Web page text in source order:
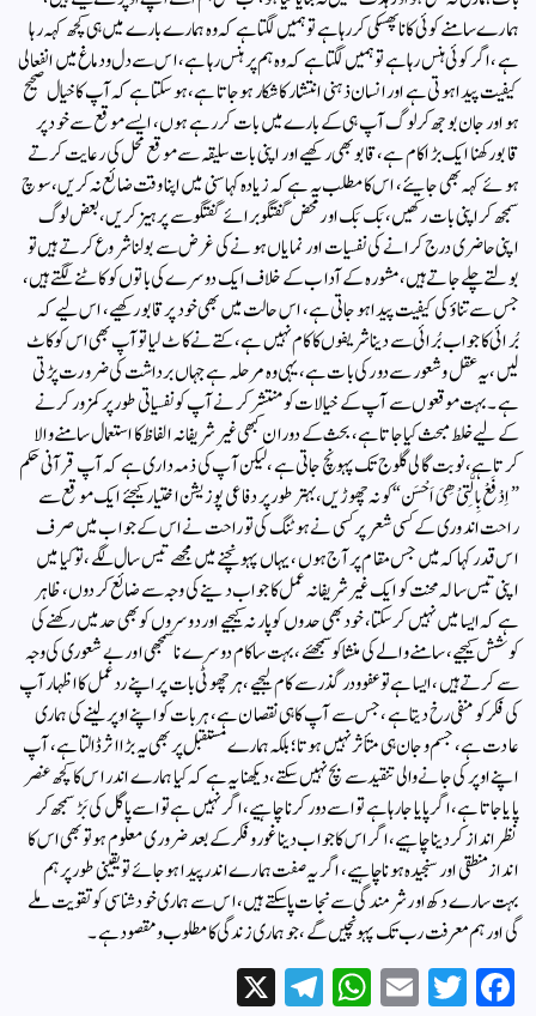
ہمارے سامنے کوئی کانا پھسکی کررہا ہے تو ہمیں لگتا ہے کہ وہ ہمارے بارے میں ہی کچھ کہہ رہا
ہے، اگر کوئی ہنس رہا ہے تو ہمیں لگتا ہے کہ وہ ہم پر ہنس رہا ہے، اس سے دل ودماغ میں انفعالی
کیفیت پیدا ہوتی ہے اور انسان ذہنی انتشار کا شکار ہوجاتا ہے، ہوسکتا ہے کہ آپ کا خیال صحیح
ہو اور جان بوجھ کر لوگ آپ ہی کے بارے میں بات کر رہے ہوں، ایسے موقع سے خود پر
قابو رکھنا ایک بڑا کام ہے، قابو بھی رکھیے اور اپنی بات سلیقہ سے موقع محل کی رعایت کرتے
ہوئے کہہ بھی جایئے، اس کا مطلب یہ ہے کہ زیادہ کہا سنی میں اپنا وقت ضائع نہ کریں، سوچ
سمجھ کر اپنی بات رکھیں، بَک بَک اور محض گفتگو برائے گفتگو سے پرہیز کریں، بعض لوگ
اپنی حاضری درج کرانے کی نفسیات اور نمایاں ہونے کی غرض سے بولنا شروع کرتے ہیں تو
بولتے چلے جاتے ہیں، مشورہ کے آداب کے خلاف ایک دوسرے کی باتوں کو کاٹنے لگتے ہیں،
جس سے تناؤ کی کیفیت پیدا ہوجاتی ہے، اس حالت میں بھی خود پر قابو رکھیے، اس لیے کہ
بُرائی کا جواب بُرائی سے دینا شریفوں کا کام نہیں ہے، کتے نے کاٹ لیا تو آپ بھی اس کو کاٹ
لیں، یہ عقل وشعور سے دور کی بات ہے، یہی وہ مرحلہ ہے جہاں برداشت کی ضرورت پڑتی
ہے۔بہت موقعوں سے آپ کے خیالات کو منتشر کرنے آپ کو نفسیاتی طورپر کمزور کرنے
کے لیے خلط مبحث کیا جاتا ہے، بحث کے دوران کبھی غیرشریفانہ الفاظ کا استعمال سامنے والا
کرتا ہے، نوبت گالی گلوج تک پہونچ جاتی ہے، لیکن آپ کی ذمہ داری ہے کہ آپ قرآنی حکم
”اِدْفَعْ بِالَّتِیْ ھِیَ اَحْسَن“ کو نہ چھوڑیں، بہتر طورپر دفاعی پوزیشن اختیار کیجئے ایک موقع سے
راحت اندوری کے کسی شعر پر کسی نے ہوٹنگ کی تو راحت نے اس کے جواب میں صرف
اس قدر کہا کہ میں جس مقام پر آج ہوں، یہاں پہونچنے میں مجھے تیس سال لگے، تو کیا میں
اپنی تیس سالہ محنت کو ایک غیرشریفانہ عمل کا جواب دینے کی وجہ سے ضائع کردوں، ظاہر
ہے کہ ایسا میں نہیں کرسکتا، خود بھی حدوں کو پار نہ کیجیے اور دوسروں کو بھی حد میں رکھنے کی
کوشش کیجیے، سامنے والے کی منشا کو سمجھئے، بہت سا کام دوسرے ناسمجھی اور بے شعوری کی وجہ
سے کرتے ہیں، ایسا ہے تو عفو ودرگذر سے کام لیجیے، ہرچھوٹی بات پر اپنے رد عمل کا اظہار آپ
کی فکر کو منفی رخ دیتا ہے، جس سے آپ کا ہی نقصان ہے، ہر بات کو اپنے اوپر لینے کی ہماری
عادت ہے، جسم وجان ہی متأثر نہیں ہوتا؛ بلکہ ہمارے مستقبل پر بھی یہ بڑا اثر ڈالتا ہے، آپ
اپنے اوپر کی جانے والی تنقید سے بچ نہیں سکتے، دیکھنا یہ ہے کہ کیا ہمارے اندر اس کا کچھ عنصر
پایا جاتا ہے، اگر پایا جارہا ہے تو اسے دور کرنا چاہیے، اگر نہیں ہے تو اسے پاگل کی بَڑ سمجھ کر
نظرانداز کردینا چاہیے، اگر اس کا جواب دینا غور وفکر کے بعد ضروری معلوم ہو تو بھی اس کا
انداز منطقی اور سنجیدہ ہونا چاہیے، اگر یہ صفت ہمارے اندر پیدا ہوجائے تو یقینی طورپر ہم
بہت سارے دکھ اور شرمندگی سے نجات پاسکتے ہیں، اس سے ہماری خود شناسی کو تقویت ملے
گی اور ہم معرفت رب تک پہونچیں گے، جو ہماری زندگی کا مطلوب ومقصود ہے۔
Fa
T
E
W
Te